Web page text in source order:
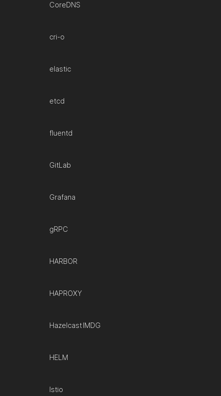
CoreDNS
cri-o
elastic
etcd
fluentd
GitLab
Grafana
gRPC
HARBOR
HAPROXY
Hazelcast IMDG
HELM
Istio